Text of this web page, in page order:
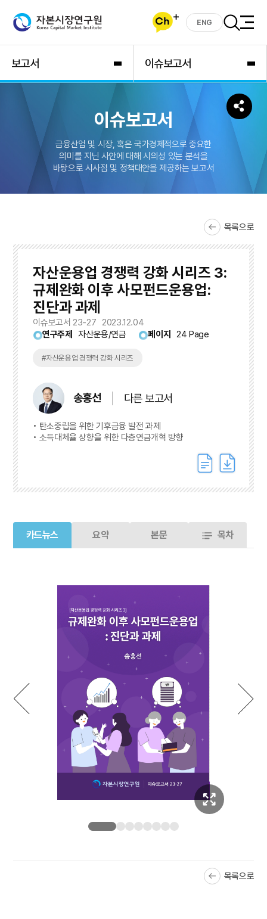
ENG
보고서 이슈보고서
이슈보고서
금융산업 및 시장, 혹은 국가경제적으로 중요한
의미를 지닌 사안에 대해 시의성 있는 분석을
바탕으로 시사점 및 정책대안을 제공하는 보고서
목록으로
자산운용업 경쟁력 강화 시리즈 3:
규제완화 이후 사모펀드운용업:
진단과 과제
이슈보고서 23-27 2023.12.04
연구주제
자산운용/연금 페이지 24 Page
#자산운용업 경쟁력 강화 시리즈
송홍선 다른 보고서
탄소중립을 위한 기후금융 발전 과제
소득대체율 상향을 위한 다층연금개혁 방향
카드뉴스 요약 본문 목차
목록으로